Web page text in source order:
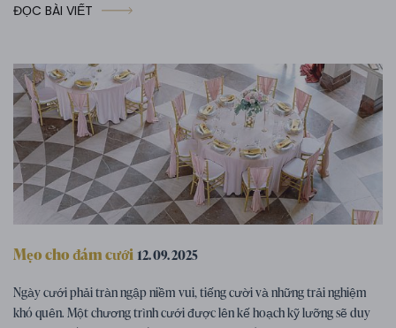
ĐỌC BÀI VIẾT
Mẹo cho đám cưới 12. 09. 2025
Chương trình đám cưới – gợi ý cho các
hoạt động đám cưới thú vị
Ngày cưới phải tràn ngập niềm vui, tiếng cười và những trải nghiệm
khó quên. Một chương trình cưới được lên kế hoạch kỹ lưỡng sẽ duy